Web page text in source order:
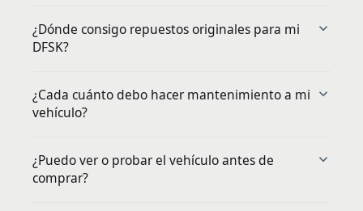
¿Dónde consigo repuestos originales para mi
DFSK?
¿Cada cuánto debo hacer mantenimiento a mi
vehículo?
¿Puedo ver o probar el vehículo antes de
comprar?